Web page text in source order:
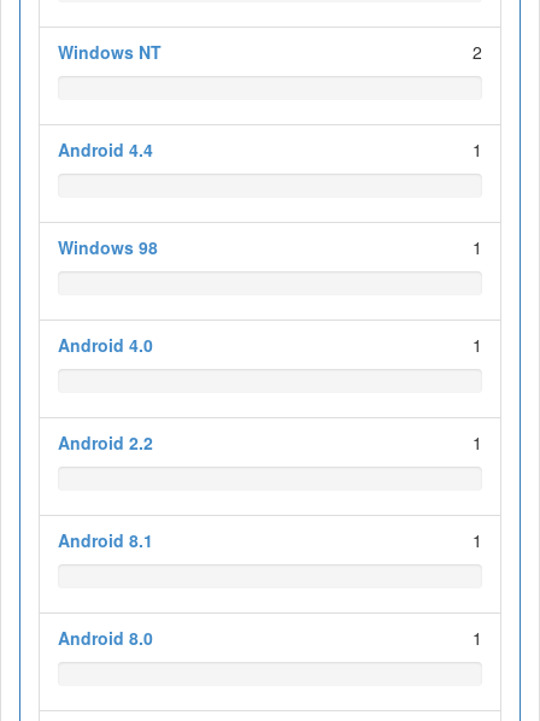
Windows NT 2
Android 4.4 1
Windows 98 1
Android 4.0 1
Android 2.2 1
Android 8.1 1
Android 8.0 1